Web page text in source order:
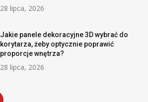
28 lipca, 2026
Jakie panele dekoracyjne 3D wybrać do
korytarza, żeby optycznie poprawić
proporcje wnętrza?
28 lipca, 2026